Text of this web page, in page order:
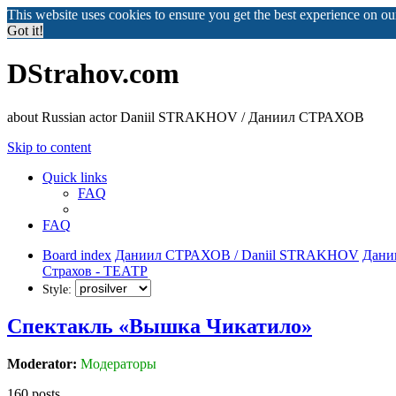
This website uses cookies to ensure you get the best experience on
Got it!
DStrahov.com
about Russian actor Daniil STRAKHOV / Даниил СТРАХОВ
Skip to content
Quick links
FAQ
FAQ
Board index Даниил СТРАХОВ / Daniil STRAKHOV
Страхов - ТЕАТР
Style:
Спектакль «Вышка Чикатило»
Moderator: Модераторы